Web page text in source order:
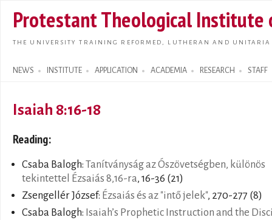
main
Protestant Theological Institute
THE UNIVERSITY TRAINING REFORMED, LUTHERAN AND
NEWS INSTITUTE APPLICATION ACADEMIA RESEARCH STAFF
Search form
Isaiah 8:16-18
Reading:
Csaba Balogh: Tanítványság az Ószövetségben, különös
tekintettel Ézsaiás 8,16-ra, 16-36 (21)
Zsengellér József: Ézsaiás és az "intő jelek", 270-277 (8)
Csaba Balogh: Isaiah’s Prophetic Instruction and the